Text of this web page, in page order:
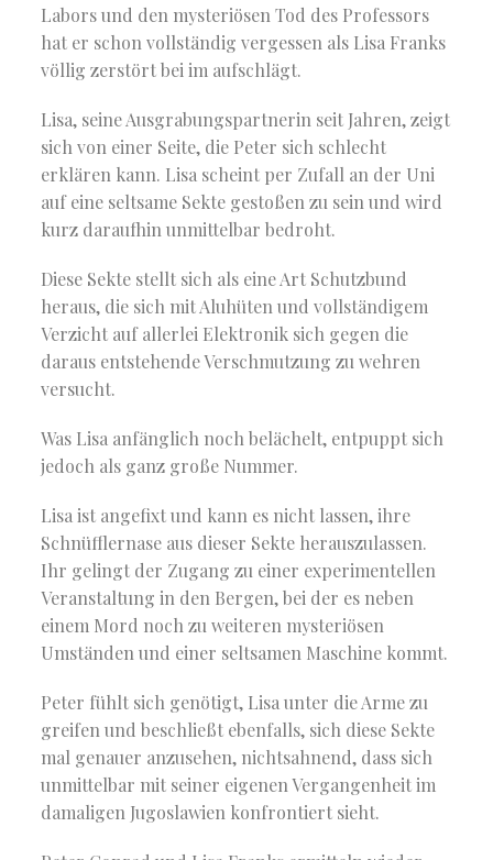
Labors und den mysteriösen Tod des Professors
hat er schon vollständig vergessen als Lisa Franks
völlig zerstört bei im aufschlägt.
Lisa, seine Ausgrabungspartnerin seit Jahren, zeigt
sich von einer Seite, die Peter sich schlecht
erklären kann. Lisa scheint per Zufall an der Uni
auf eine seltsame Sekte gestoßen zu sein und wird
kurz daraufhin unmittelbar bedroht.
Diese Sekte stellt sich als eine Art Schutzbund
heraus, die sich mit Aluhüten und vollständigem
Verzicht auf allerlei Elektronik sich gegen die
daraus entstehende Verschmutzung zu wehren
versucht.
Was Lisa anfänglich noch belächelt, entpuppt sich
jedoch als ganz große Nummer.
Lisa ist angefixt und kann es nicht lassen, ihre
Schnüfflernase aus dieser Sekte herauszulassen.
Ihr gelingt der Zugang zu einer experimentellen
Veranstaltung in den Bergen, bei der es neben
einem Mord noch zu weiteren mysteriösen
Umständen und einer seltsamen Maschine kommt.
Peter fühlt sich genötigt, Lisa unter die Arme zu
greifen und beschließt ebenfalls, sich diese Sekte
mal genauer anzusehen, nichtsahnend, dass sich
unmittelbar mit seiner eigenen Vergangenheit im
damaligen Jugoslawien konfrontiert sieht.